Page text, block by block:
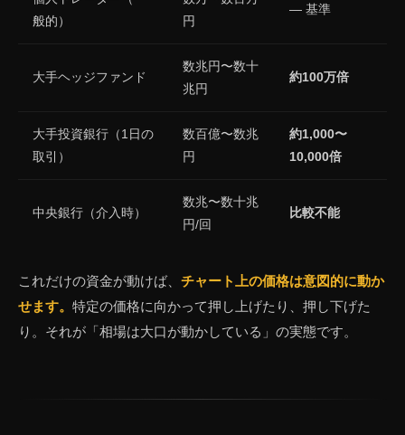
般的）
円
— 基準
大手ヘッジファンド
数兆円〜数十
兆円
約100万倍
大手投資銀行（1日の
取引）
数百億〜数兆
円
約1,000〜
10,000倍
中央銀行（介入時）
数兆〜数十兆
円/回
比較不能
これだけの資金が動けば、 チャート上の価格は意図的に動か
せます。 特定の価格に向かって押し上げたり、押し下げた
り。それが「相場は大口が動かしている」の実態です。